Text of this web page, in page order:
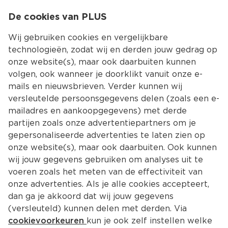
Kies jouw
Terug Producten
De cookies van PLUS
Wij gebruiken cookies en vergelijkbare
technologieën, zodat wij en derden jouw gedrag op
onze website(s), maar ook daarbuiten kunnen
volgen, ook wanneer je doorklikt vanuit onze e-
mails en nieuwsbrieven. Verder kunnen wij
versleutelde persoonsgegevens delen (zoals een e-
mailadres en aankoopgegevens) met derde
partijen zoals onze advertentiepartners om je
gepersonaliseerde advertenties te laten zien op
onze website(s), maar ook daarbuiten. Ook kunnen
wij jouw gegevens gebruiken om analyses uit te
voeren zoals het meten van de effectiviteit van
onze advertenties. Als je alle cookies accepteert,
dan ga je akkoord dat wij jouw gegevens
(versleuteld) kunnen delen met derden. Via
cookievoorkeuren kun je ook zelf instellen welke